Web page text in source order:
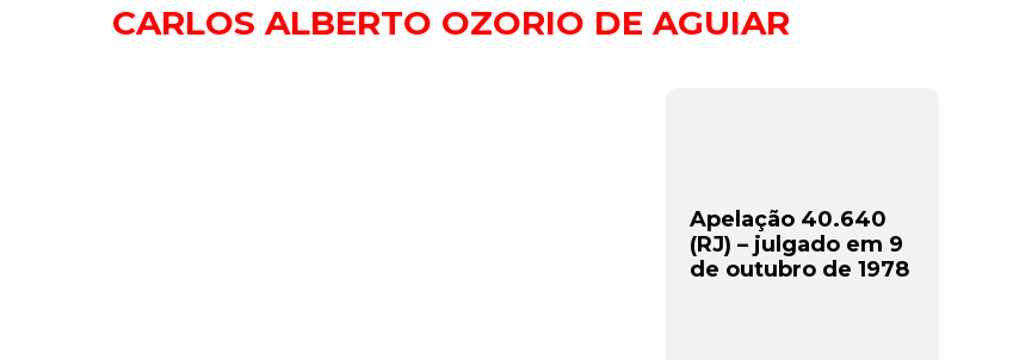
CARLOS ALBERTO OZORIO DE AGUIAR
Apelação 40.640
(RJ) – julgado em 9
de outubro de 1978